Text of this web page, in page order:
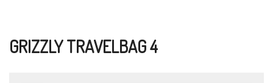
GRIZZLY TRAVELBAG 4